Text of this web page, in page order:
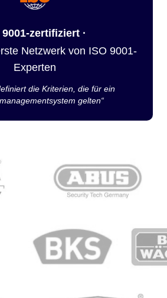
9001-zertifiziert ·
Netzwerk von ISO 9001-
Experten
die Kriterien, die für ein
gelten“